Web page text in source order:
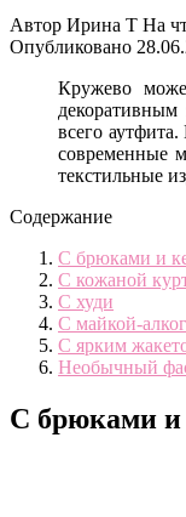
Автор Ирина Т На
Опубликовано
Кружево
всего
современные
текстильные
Содержание
С брюками и
С кожаной
С худи
С майкой-
С ярким
Необычный
С брюками и